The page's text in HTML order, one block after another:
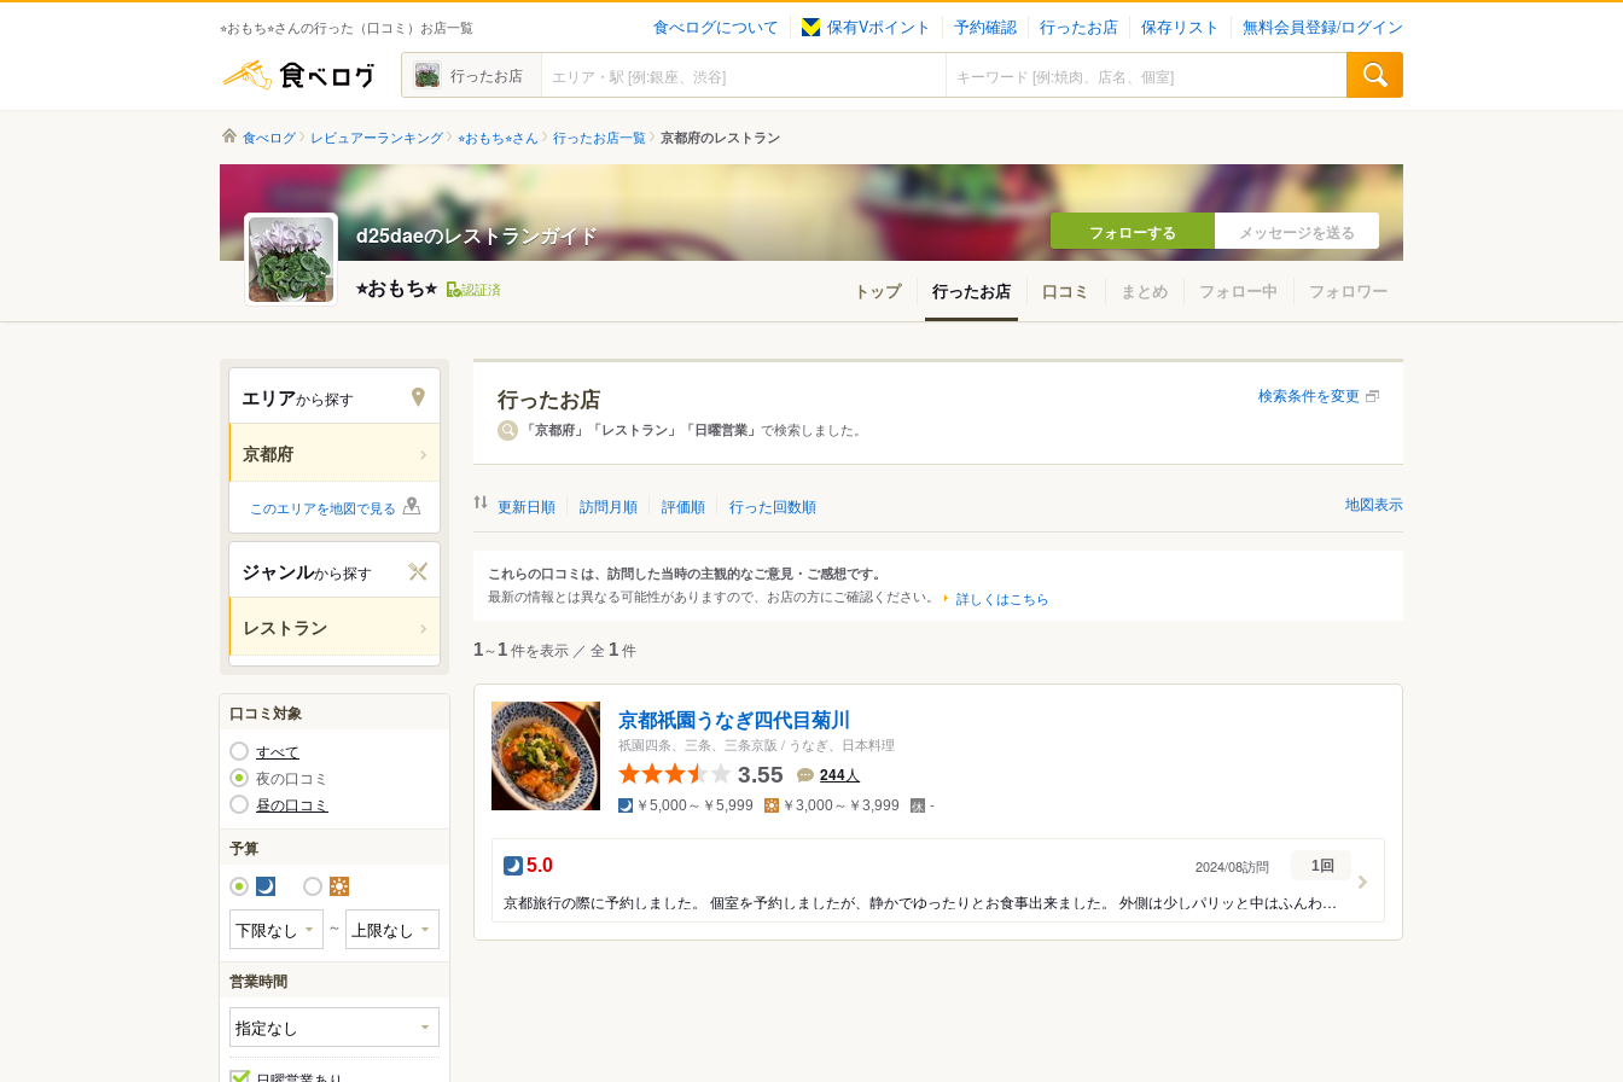
⭐︎おもち⭐︎さんの行った（口コミ）お店一覧 食べログについて 保有Vポイント 予約確認 行ったお店 保存リスト 無料会員登録/ログイン
食べログ 行ったお店
食べログ レビュアーランキング ⭐︎おもち⭐︎さん 行ったお店一覧 京都府のレストラン
d25daeのレストランガイド フォローする メッセージを送る
⭐︎おもち⭐︎ 認証済 トップ 行ったお店 口コミ まとめ フォロー中 フォロワー
エリアから探す
京都府
エリアから探す
京都市
宇治・南山城
亀岡・丹波・福知山
このエリアを地図で見る
ジャンルから探す
レストラン
ジャンルから探す
すべて レストラン
和食
洋食・西洋料理
中華料理
アジア・エスニック
カレー
焼肉・ホルモン
鍋
居酒屋
その他レストラン
口コミ対象
すべて
夜の口コミ
昼の口コミ
予算
夜 昼
～
営業時間
行ったお店 検索条件を変更
「京都府」「レストラン」「日曜営業」で検索しました。
更新日順 訪問月順 評価順 行った回数順 地図表示
これらの口コミは、訪問した当時の主観的なご意見・ご感想です。
最新の情報とは異なる可能性がありますので、お店の方にご確認ください。 詳しくはこちら
1～1件を表示 ／ 全 1件
京都祇園うなぎ四代目菊川
祇園四条、三条、三条京阪 / うなぎ、日本料理
3.55 244人
夜 ￥5,000～￥5,999 昼 ￥3,000～￥3,999 定
日
-
夜の点数：
5.0
京都旅行の際に予約しました。 個室を予約しましたが、静かでゆったりとお食事出来ました。 外側は少しパリッと中はふんわりですごく好みの鰻屋さんで、とても美味しかったです♪ 幸せな京都旅行の一幕となりました。 ありがとうございました。
2024/08訪問 1回